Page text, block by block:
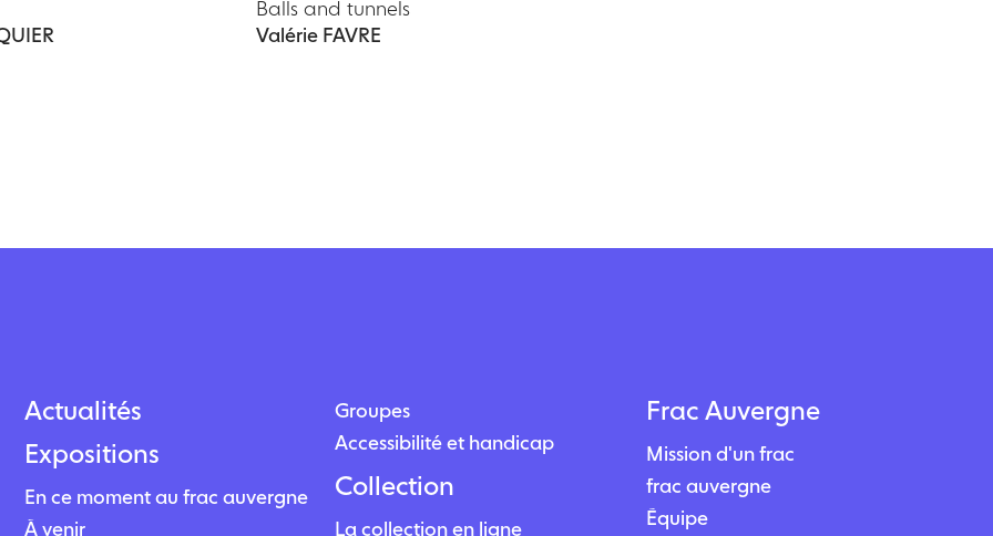
Balls and tunnels
Valérie FAVRE
Actualités
Expositions
En ce moment au frac auvergne
À venir
Groupes
Accessibilité et handicap
Collection
La collection en ligne
Frac Auvergne
Mission d'un frac
frac auvergne
Équipe